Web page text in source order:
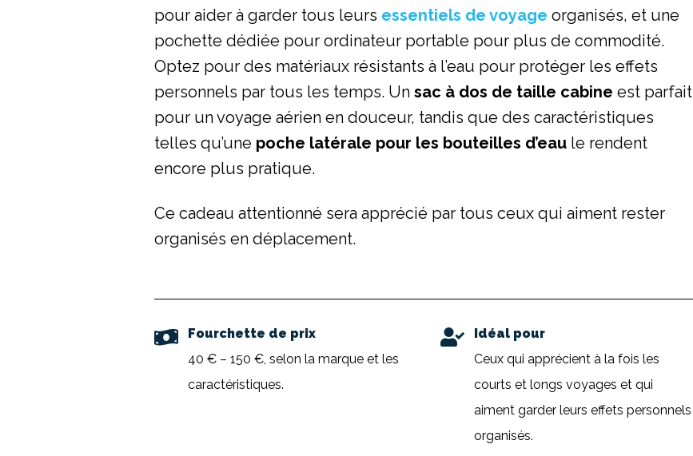
pour aider à garder tous leurs essentiels de voyage organisés, et une
pochette dédiée pour ordinateur portable pour plus de commodité.
Optez pour des matériaux résistants à l’eau pour protéger les effets
personnels par tous les temps. Unsac à dos de taille cabine est parfait
pour un voyage aérien en douceur, tandis que des caractéristiques
telles qu’une poche latérale pour les bouteilles d’eau le rendent
encore plus pratique.
Ce cadeau attentionné sera apprécié par tous ceux qui aiment rester
organisés en déplacement.
Fourchette de prix
40 € – 150 €, selon la marque et les
caractéristiques.
Idéal pour
Ceux qui apprécient à la fois les
courts et longs voyages et qui
aiment garder leurs effets personnels
organisés.